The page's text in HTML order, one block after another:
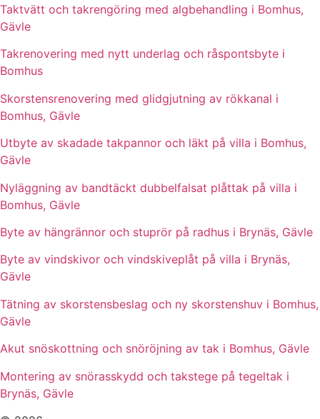
Taktvätt och takrengöring med algbehandling i Bomhus,
Gävle
Takrenovering med nytt underlag och råspontsbyte i
Bomhus
Skorstensrenovering med glidgjutning av rökkanal i
Bomhus, Gävle
Utbyte av skadade takpannor och läkt på villa i Bomhus,
Gävle
Nyläggning av bandtäckt dubbelfalsat plåttak på villa i
Bomhus, Gävle
Byte av hängrännor och stuprör på radhus i Brynäs, Gävle
Byte av vindskivor och vindskiveplåt på villa i Brynäs,
Gävle
Tätning av skorstensbeslag och ny skorstenshuv i Bomhus,
Gävle
Akut snöskottning och snöröjning av tak i Bomhus, Gävle
Montering av snörasskydd och takstege på tegeltak i
Brynäs, Gävle